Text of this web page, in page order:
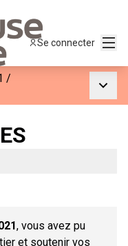
Se connecter
/
, vous avez pu
et soutenir vos